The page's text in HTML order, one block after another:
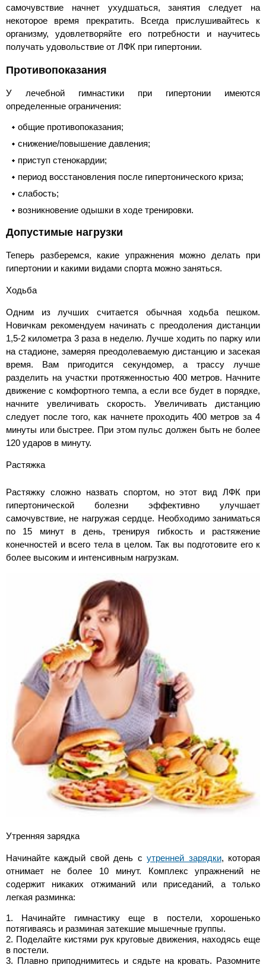
самочувствие начнет ухудшаться, занятия следует на
некоторое время прекратить. Всегда прислушивайтесь к
организму, удовлетворяйте его потребности и научитесь
получать удовольствие от ЛФК при гипертонии.
Противопоказания
У лечебной гимнастики при гипертонии имеются
определенные ограничения:
общие противопоказания;
снижение/повышение давления;
приступ стенокардии;
период восстановления после гипертонического криза;
слабость;
возникновение одышки в ходе тренировки.
Допустимые нагрузки
Теперь разберемся, какие упражнения можно делать при
гипертонии и какими видами спорта можно заняться.
Ходьба
Одним из лучших считается обычная ходьба пешком.
Новичкам рекомендуем начинать с преодоления дистанции
1,5-2 километра 3 раза в неделю. Лучше ходить по парку или
на стадионе, замеряя преодолеваемую дистанцию и засекая
время. Вам пригодится секундомер, а трассу лучше
разделить на участки протяженностью 400 метров. Начните
движение с комфортного темпа, а если все будет в порядке,
начните увеличивать скорость. Увеличивать дистанцию
следует после того, как начнете проходить 400 метров за 4
минуты или быстрее. При этом пульс должен быть не более
120 ударов в минуту.
Растяжка
Растяжку сложно назвать спортом, но этот вид ЛФК при
гипертонической болезни эффективно улучшает
самочувствие, не нагружая сердце. Необходимо заниматься
по 15 минут в день, тренируя гибкость и растяжение
конечностей и всего тела в целом. Так вы подготовите его к
более высоким и интенсивным нагрузкам.
Утренняя зарядка
Начинайте каждый свой день сутренней зарядки, которая
отнимает не более 10 минут. Комплекс упражнений не
содержит никаких отжиманий или приседаний, а только
легкая разминка:
Начинайте гимнастику еще в постели, хорошенько
потягиваясь и разминая затекшие мышечные группы.
Поделайте кистями рук круговые движения, находясь еще
в постели.
Плавно приподнимитесь и сядьте на кровать. Разомните